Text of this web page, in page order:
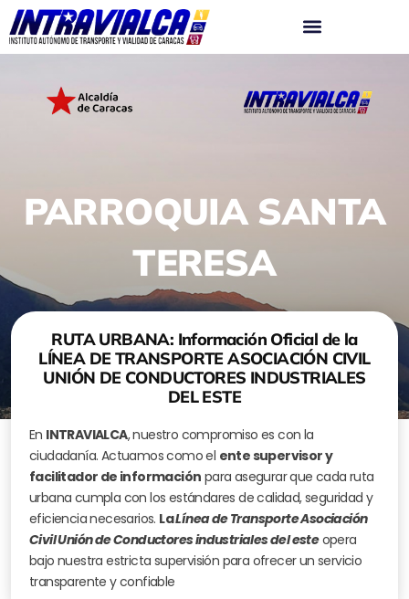
contenido
PARROQUIA SANTA
TERESA
RUTA URBANA: Información Oficial de la
LÍNEA DE TRANSPORTE ASOCIACIÓN CIVIL
UNIÓN DE CONDUCTORES INDUSTRIALES
DEL ESTE
En INTRAVIALCA, nuestro compromiso es con la
ciudadanía. Actuamos como el ente supervisor y
facilitador de información para asegurar que cada ruta
urbana cumpla con los estándares de calidad, seguridad y
eficiencia necesarios. LaLínea de Transporte Asociación
Civil Unión de Conductores industriales del esteopera
bajo nuestra estricta supervisión para ofrecer un servicio
transparente y confiable